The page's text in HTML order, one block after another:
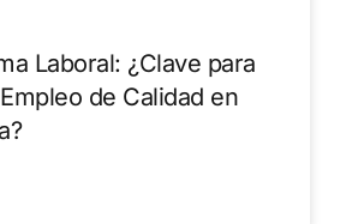
Laboral: ¿Clave para
de Calidad en